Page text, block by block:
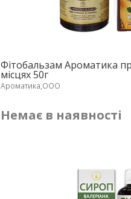
Фітобальзам Ароматика
місцях 50г
Ароматика,ООО
Немає в наявності